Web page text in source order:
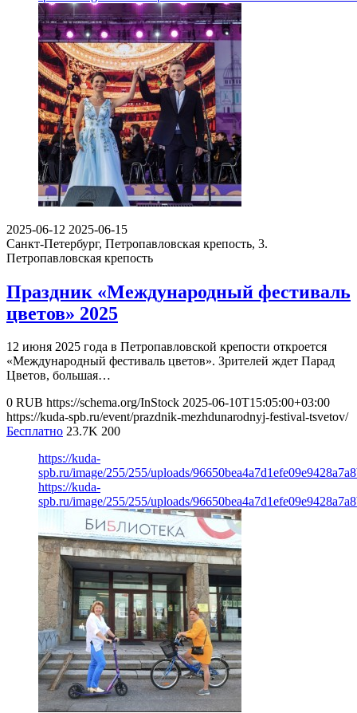
2025-06-12 2025-06-15
Санкт-Петербург, Петропавловская крепость, 3.
Петропавловская крепость
Праздник «Международный фестиваль
цветов» 2025
12 июня 2025 года в Петропавловской крепости откроется
«Международный фестиваль цветов». Зрителей ждет Парад
Цветов, большая…
0 RUB https://schema.org/InStock 2025-06-10T15:05:00+03:00
https://kuda-spb.ru/event/prazdnik-mezhdunarodnyj-festival-tsvetov/
Бесплатно 23.7K 200
https://kuda-
spb.ru/image/255/255/uploads/
https://kuda-
spb.ru/image/255/255/uploads/